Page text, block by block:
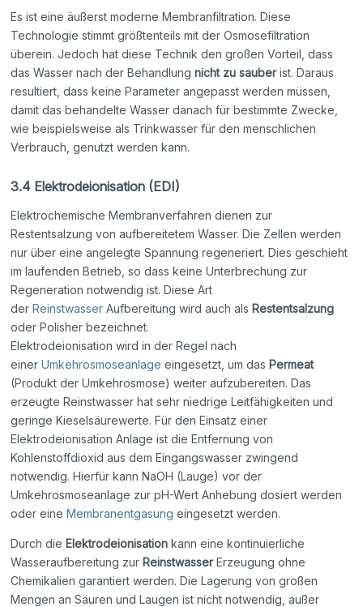
Es ist eine äußerst moderne Membranfiltration. Diese
Technologie stimmt größtenteils mit der Osmosefiltration
überein. Jedoch hat diese Technik den großen Vorteil, dass
das Wasser nach der Behandlungnicht zu sauberist. Daraus
resultiert, dass keine Parameter angepasst werden müssen,
damit das behandelte Wasser danach für bestimmte Zwecke,
wie beispielsweise als Trinkwasser für den menschlichen
Verbrauch, genutzt werden kann.
3.4 Elektrodeionisation (EDI)
Elektrochemische Membranverfahren dienen zur
Restentsalzung von aufbereitetem Wasser. Die Zellen werden
nur über eine angelegte Spannung regeneriert. Dies geschieht
im laufenden Betrieb, so dass keine Unterbrechung zur
Regeneration notwendig ist. Diese Art
derReinstwasser Aufbereitung wird auch als Restentsalzung
oder Polisher bezeichnet.
Elektrodeionisation wird in der Regel nach
einerUmkehrosmoseanlage eingesetzt, um das Permeat
(Produkt der Umkehrosmose) weiter aufzubereiten. Das
erzeugte Reinstwasser hat sehr niedrige Leitfähigkeiten und
geringe Kieselsäurewerte. Für den Einsatz einer
Elektrodeionisation Anlage ist die Entfernung von
Kohlenstoffdioxid aus dem Eingangswasser zwingend
notwendig. Hierfür kann NaOH (Lauge) vor der
Umkehrosmoseanlage zur pH-Wert Anhebung dosiert werden
oder eineMembranentgasung eingesetzt werden.
Durch die Elektrodeionisation kann eine kontinuierliche
Wasseraufbereitung zur ReinstwasserErzeugung ohne
Chemikalien garantiert werden. Die Lagerung von großen
Mengen an Säuren und Laugen ist nicht notwendig, außer